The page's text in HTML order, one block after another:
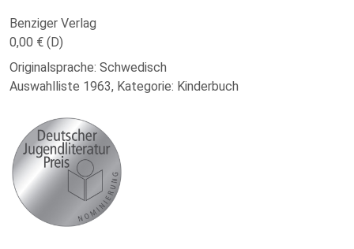
Benziger Verlag
0,00 € (D)
Originalsprache: Schwedisch
Auswahlliste 1963, Kategorie: Kinderbuch